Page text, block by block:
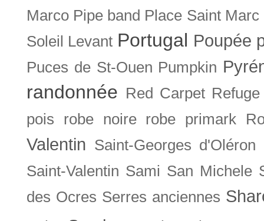
Marco Pipe band Place Saint Marc
Soleil Levant Portugal Poupée
Puces de St-Ouen Pumpkin
randonnée Red Carpet Refuge
pois
robe noire robe primark
Valentin Saint-Georges d'Oléron
Saint-Valentin Sami San Michele
des Ocres Serres anciennes